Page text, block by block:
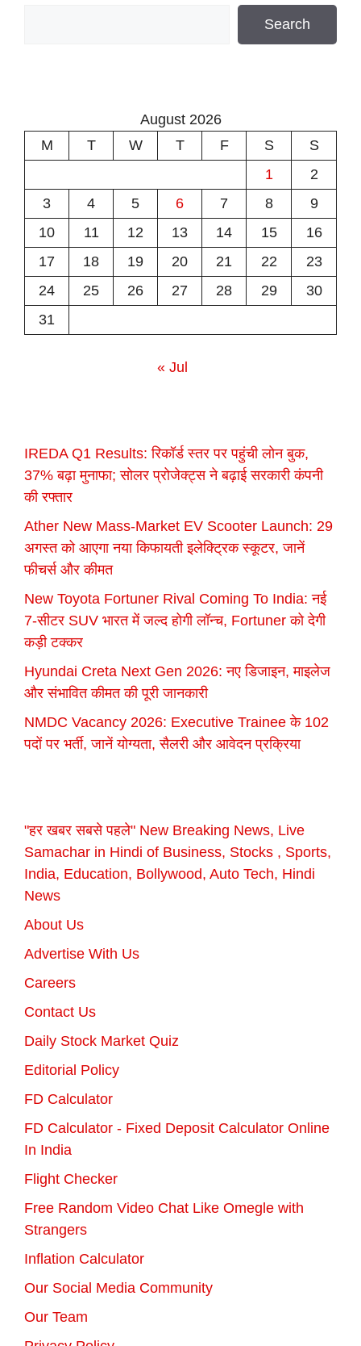
Search
August 2026
M
T W T F S
S
1
2
3
4 5 6 7 8
9
10
11 12 13 14 15
16
17
18 19 20 21 22
23
24
25 26 27 28 29
30
31
« Jul
IREDA Q1 Results: रिकॉर्ड स्तर पर पहुंची लोन बुक,
37% बढ़ा मुनाफा; सोलर प्रोजेक्ट्स ने बढ़ाई सरकारी कंपनी
की रफ्तार
Ather New Mass-Market EV Scooter Launch: 29
अगस्त को आएगा नया किफायती इलेक्ट्रिक स्कूटर, जानें
फीचर्स और कीमत
New Toyota Fortuner Rival Coming To India: नई
7-सीटर SUV भारत में जल्द होगी लॉन्च, Fortuner को देगी
कड़ी टक्कर
Hyundai Creta Next Gen 2026: नए डिजाइन, माइलेज
और संभावित कीमत की पूरी जानकारी
NMDC Vacancy 2026: Executive Trainee के 102
पदों पर भर्ती, जानें योग्यता, सैलरी और आवेदन प्रक्रिया
"हर खबर सबसे पहले" New Breaking News, Live
Samachar in Hindi of Business, Stocks , Sports,
India, Education, Bollywood, Auto Tech, Hindi
News
About Us
Advertise With Us
Careers
Contact Us
Daily Stock Market Quiz
Editorial Policy
FD Calculator
FD Calculator - Fixed Deposit Calculator Online
In India
Flight Checker
Free Random Video Chat Like Omegle with
Strangers
Inflation Calculator
Our Social Media Community
Our Team